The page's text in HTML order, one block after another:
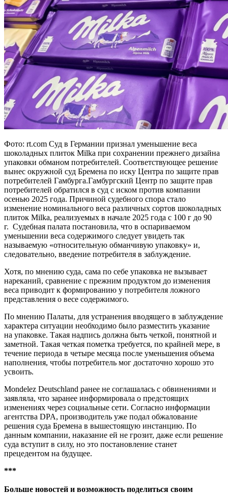
Фото: rt.com Суд в Германии признал уменьшение веса
шоколадных плиток Milka при сохранении прежнего дизайна
упаковки обманом потребителей. Соответствующее решение
вынес окружной суд Бремена по иску Центра по защите прав
потребителей Гамбурга.Гамбургский Центр по защите прав
потребителей обратился в суд с иском против компании
осенью 2025 года. Причиной судебного спора стало
изменение номинального веса различных сортов шоколадных
плиток Milka, реализуемых в начале 2025 года с 100 г до 90
г. Судебная палата постановила, что в оспариваемом
уменьшении веса содержимого следует увидеть так
называемую «относительную обманчивую упаковку» и,
следовательно, введение потребителя в заблуждение.
Хотя, по мнению суда, сама по себе упаковка не вызывает
нареканий, сравнение с прежним продуктом до изменения
веса приводит к формированию у потребителя ложного
представления о весе содержимого.
По мнению Палаты, для устранения вводящего в заблуждение
характера ситуации необходимо было разместить указание
на упаковке. Такая надпись должна быть четкой, понятной и
заметной. Такая четкая пометка требуется, по крайней мере, в
течение периода в четыре месяца после уменьшения объема
наполнения, чтобы потребитель мог достаточно хорошо это
усвоить.
Mondelez Deutschland ранее не соглашалась с обвинениями и
заявляла, что заранее информировала о предстоящих
изменениях через социальные сети. Согласно информации
агентства DPA, производитель уже подал обжалование
решения суда Бремена в вышестоящую инстанцию. По
данным компании, наказание ей не грозит, даже если решение
суда вступит в силу, но это постановление станет
прецедентом на будущее.
***
Больше новостей и возможность поделиться своим